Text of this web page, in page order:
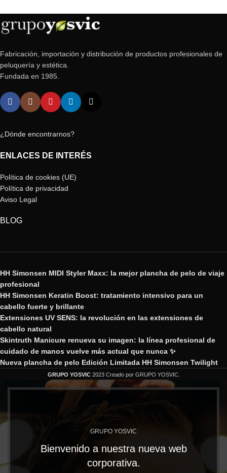
Fabricación, importación y distribución de productos profesionales de
peluquería y estética.
Fundada en 1985.
¿Dónde encontrarnos?
ENLACES DE INTERÉS
Política de cookies (UE)
Política de privacidad
Aviso Legal
BLOG
HH Simonsen MIDI Styler Maxx: la mejor plancha de pelo de viaje
profesional
HH Simonsen Keratin Boost: tratamiento intensivo para un
cabello fuerte y brillante
Extensiones UV SENS: la revolución en las extensiones de
cabello natural
Skintruth Manicure renueva su imagen: la línea profesional de
cuidado de manos vuelve más actual que nunca ✨
Nueva plancha de pelo Edición Limitada HH Simonsen Twilight
GRUPO YOSVIC 2023 Creado por GRUPO YOSVIC.
GRUPO YOSVIC
Bienvenido a nuestra nueva web
corporativa.